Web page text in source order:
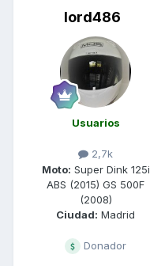
lord486
Usuarios
2,7k
Moto: Super Dink 125i
ABS (2015) GS 500F
(2008)
Ciudad: Madrid
Donador